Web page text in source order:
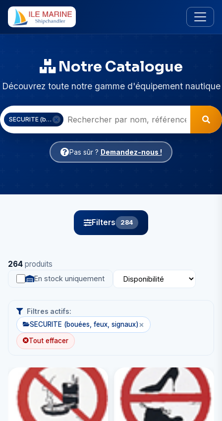
Notre Catalogue
Découvrez toute notre gamme d'équipement nautique
SECURITE (bouées, feux, signaux)
Pas sûr ? Demandez-nous !
Filters 284
264 produits
En stock uniquement
Filtres actifs:
SECURITE (bouées, feux, signaux)×
Tout effacer